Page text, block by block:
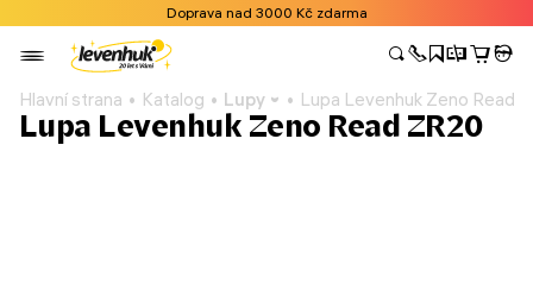
Doprava nad 3000 Kč zdarma
Hlavní strana Katalog Lupy Lupa Levenhuk Zeno Read
Lupa Levenhuk Zeno Read ZR20